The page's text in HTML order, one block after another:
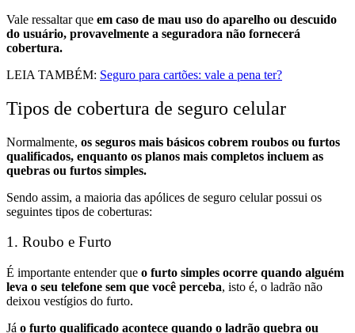
Vale ressaltar que em caso de mau uso do aparelho ou descuido
do usuário, provavelmente a seguradora não fornecerá
cobertura.
LEIA TAMBÉM: Seguro para cartões: vale a pena ter?
Tipos de cobertura de seguro celular
Normalmente, os seguros mais básicos cobrem roubos ou furtos
qualificados, enquanto os planos mais completos incluem as
quebras ou furtos simples.
Sendo assim, a maioria das apólices de seguro celular possui os
seguintes tipos de coberturas:
1. Roubo e Furto
É importante entender que o furto simples ocorre quando alguém
leva o seu telefone sem que você perceba, isto é, o ladrão não
deixou vestígios do furto.
Já o furto qualificado acontece quando o ladrão quebra ou